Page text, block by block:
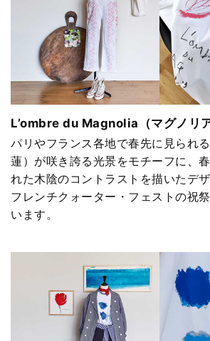
L’ombre du Magnolia（マグノリ
パリやフランス各地で春先に見られ
蓮）が咲き誇る光景をモチーフに、
れた木陰のコントラストを描いたデ
フレンチクォーター・フェストの祝
います。